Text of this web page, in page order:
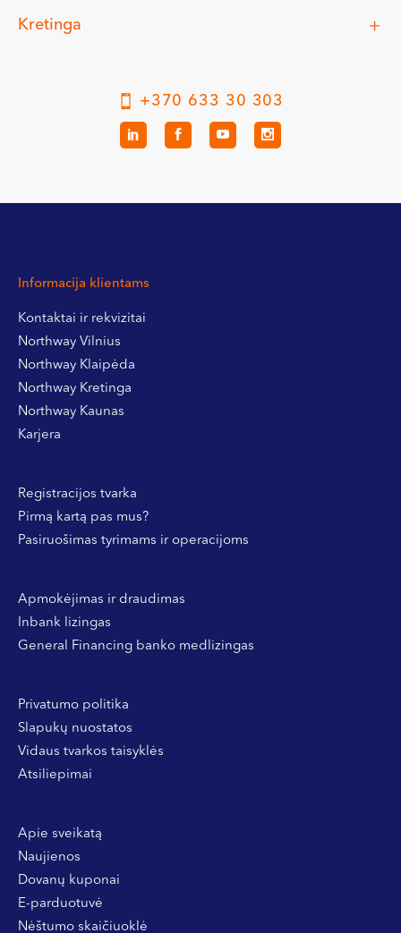
Kretinga
+370 633 30 303
Informacija klientams
Kontaktai ir rekvizitai
Northway Vilnius
Northway Klaipėda
Northway Kretinga
Northway Kaunas
Karjera
Registracijos tvarka
Pirmą kartą pas mus?
Pasiruošimas tyrimams ir operacijoms
Apmokėjimas ir draudimas
Inbank lizingas
General Financing banko medlizingas
Privatumo politika
Slapukų nuostatos
Vidaus tvarkos taisyklės
Atsiliepimai
Apie sveikatą
Naujienos
Dovanų kuponai
E-parduotuvė
Nėštumo skaičiuoklė